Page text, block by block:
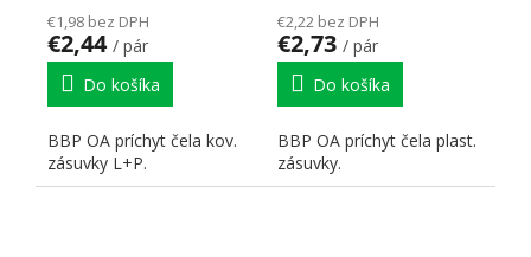
€1,98 bez DPH
€2,44 / pár
Do košíka
BBP OA príchyt čela kov.
zásuvky L+P.
€2,22 bez DPH
€2,73 / pár
Do košíka
BBP OA príchyt čela plast.
zásuvky.